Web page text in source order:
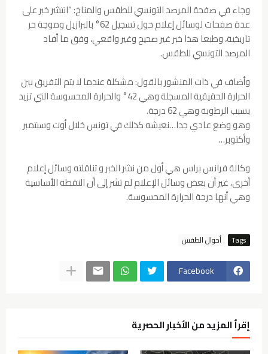
وجاء في صفحة المرصد التونسي للطقس والمناخ: “انتشر خبر على
عدة صفحات لوسائل إعلام حول تسجيل 62° بالبرازيل وموجة حر
تاريخية، وطبعا هذا خبر غير صحيح وغير واقعي، وفق ما أفاد
المرصد التونسي للطقس.
وأضاف في ذات المنشور بالقول: مشكلة عندما لا يتم التفريق بين
الحرارة الحقيقية المسجلة وهي 42° والحرارة المحسوسة التي تزيد
بسبب الرطوبة وهي 62 درجة.
وهو وضع عادي جدا…نعيشه كذلك في تونس خلال أوت وسبتمبر
وأكتوبر…
وكالة فرانس براس هي أول من نشر الخبر و تناقلته وسائل إعلام
أخرى، غير أن بعض وسائل الإعلام لم تشر إلى أن النقطة الأساسية
وهي أنها درجة الحرارة المحسوسة.
Tags أحوال الطقس
Facebook
إقرأ المزيد من الأخبار الحصرية